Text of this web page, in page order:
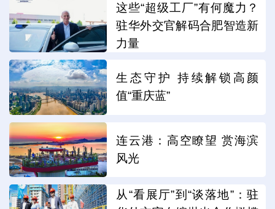
这些“超级工厂”有何魔力？
驻华外交官解码合肥智造新
力量
生态守护 持续解锁高颜
值“重庆蓝”
连云港：高空瞭望 赏海滨
风光
从“看展厅”到“谈落地”：驻